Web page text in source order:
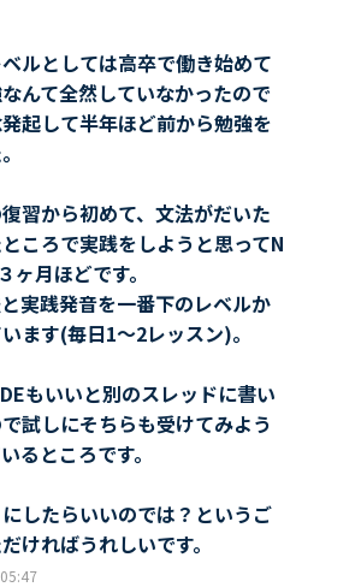
ルとしては高卒で働き始めて
んて全然していなかったので
起して半年ほど前から勉強を
習から初めて、文法がだいた
ころで実践をしようと思ってN
ヶ月ほどです。
実践発音を一番下のレベルか
ます(毎日1～2レッスン)。
もいいと別のスレッドに書い
試しにそちらも受けてみよう
るところです。
したらいいのでは？というご
ければうれしいです。